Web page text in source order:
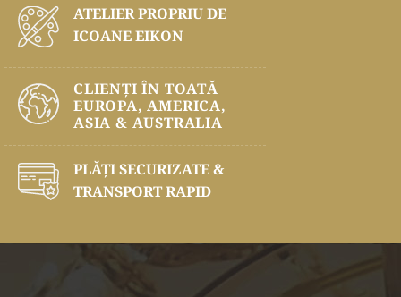
ATELIER PROPRIU DE
ICOANE EIKON
CLIENȚI ÎN TOATĂ
EUROPA, AMERICA,
ASIA & AUSTRALIA
PLĂŢI SECURIZATE &
TRANSPORT RAPID